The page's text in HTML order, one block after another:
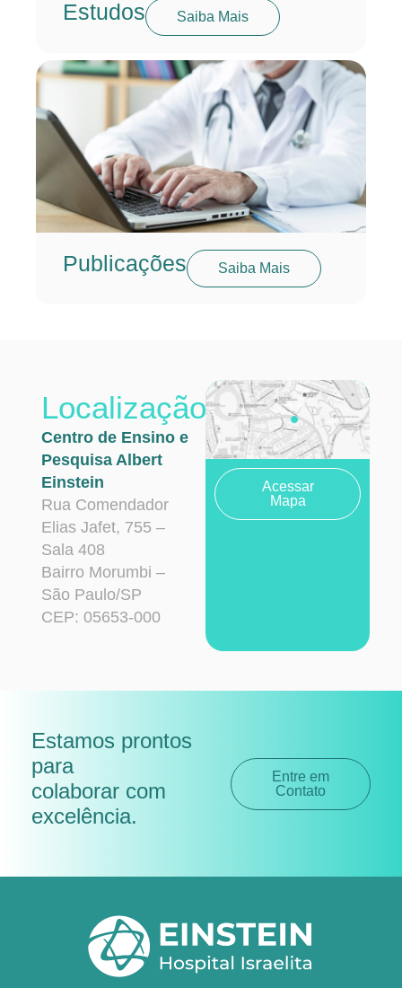
Estudos Saiba Mais
Publicações Saiba Mais
Localização
Centro de Ensino e
Pesquisa Albert
Einstein
Rua Comendador
Elias Jafet, 755 –
Sala 408
Bairro Morumbi –
São Paulo/SP
CEP: 05653-000
Acessar
Mapa
Estamos prontos
para
colaborar com
excelência.
Entre em
Contato